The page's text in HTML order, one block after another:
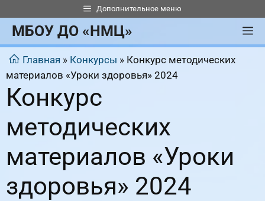
к
содержимому
Дополнительное меню
МБОУ ДО «НМЦ»
Главная » Конкурсы » Конкурс методических
материалов «Уроки здоровья» 2024
Конкурс
методических
материалов «Уроки
здоровья» 2024